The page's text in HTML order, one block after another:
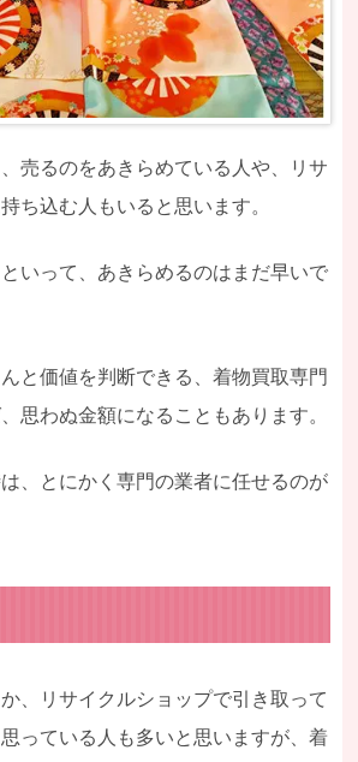
売るのをあきらめている人や、リサ
ち込む人もいると思います。
いって、あきらめるのはまだ早いで
と価値を判断できる、着物買取専門
思わぬ金額になることもあります。
、とにかく専門の業者に任せるのが
、リサイクルショップで引き取って
っている人も多いと思いますが、着